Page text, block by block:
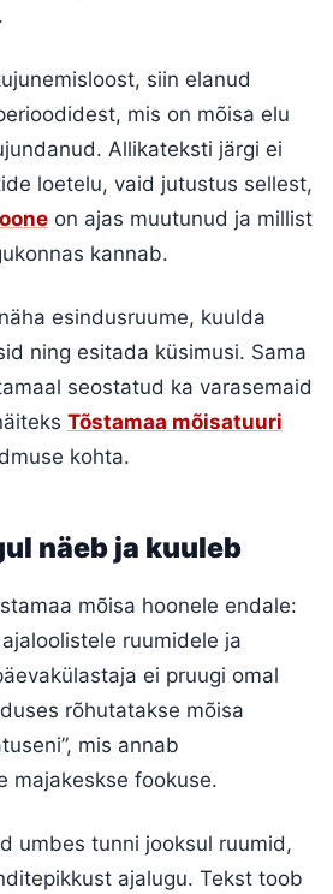
siin elanud
mis on mõisa elu
Allikateksti järgi ei
loetelu, vaid jutustus sellest,
on ajas muutunud ja millist
kannab.
esindusruume, kuulda
ning esitada küsimusi. Sama
seostatud ka varasemaid
Tõstamaa mõisatuuri
kohta.
näeb ja kuuleb
mõisa hoonele endale:
ruumidele ja
ei pruugi omal
rõhutatakse mõisa
mis annab
majakeskse fookuse.
umbes tunni jooksul ruumid,
ajalugu. Tekst toob